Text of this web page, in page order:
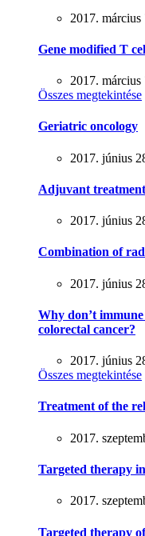
2017. március
Gene modified T
2017. március
Összes megtekintése
Geriatric oncology
2017. június
Adjuvant
2017. június
Combination of
2017. június
Why don’t
colorectal cancer?
2017. június
Összes megtekintése
Treatment of the
2017.
Targeted therapy
2017.
Targeted therapy